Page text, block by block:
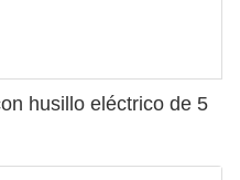
husillo eléctrico de 5